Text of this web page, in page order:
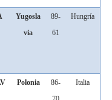
Yugosla
via
89-
61
Hungría
Polonia
86-
Italia